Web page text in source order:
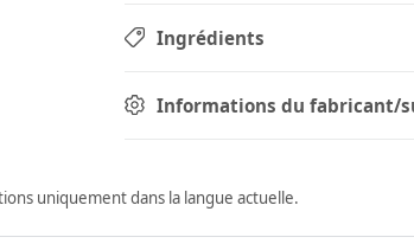
Ingrédients
Informations du fabricant/
uniquement dans la langue actuelle.